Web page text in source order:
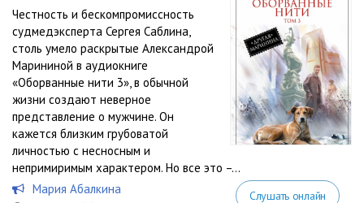
Честность и бескомпромиссность
судмедэксперта Сергея Саблина,
столь умело раскрытые Александрой
Марининой в аудиокниге
«Оборванные нити 3», в обычной
жизни создают неверное
представление о мужчине. Он
кажется близким грубоватой
личностью с несносным и
непримиримым характером. Но все это –...
Мария Абалкина
Слушать онлайн